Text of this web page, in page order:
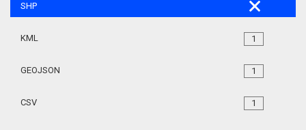
SHP
1
KML
1
GEOJSON
1
CSV